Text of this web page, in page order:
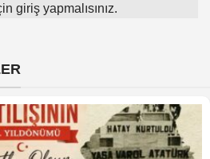
giriş yapmalısınız.